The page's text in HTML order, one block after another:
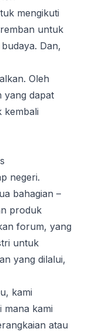
mengikuti
untuk
Dan,
Oleh
yang dapat
kembali
negeri.
bahagian –
produk
forum, yang
untuk
yang dilalui,
kami
mana kami
atau